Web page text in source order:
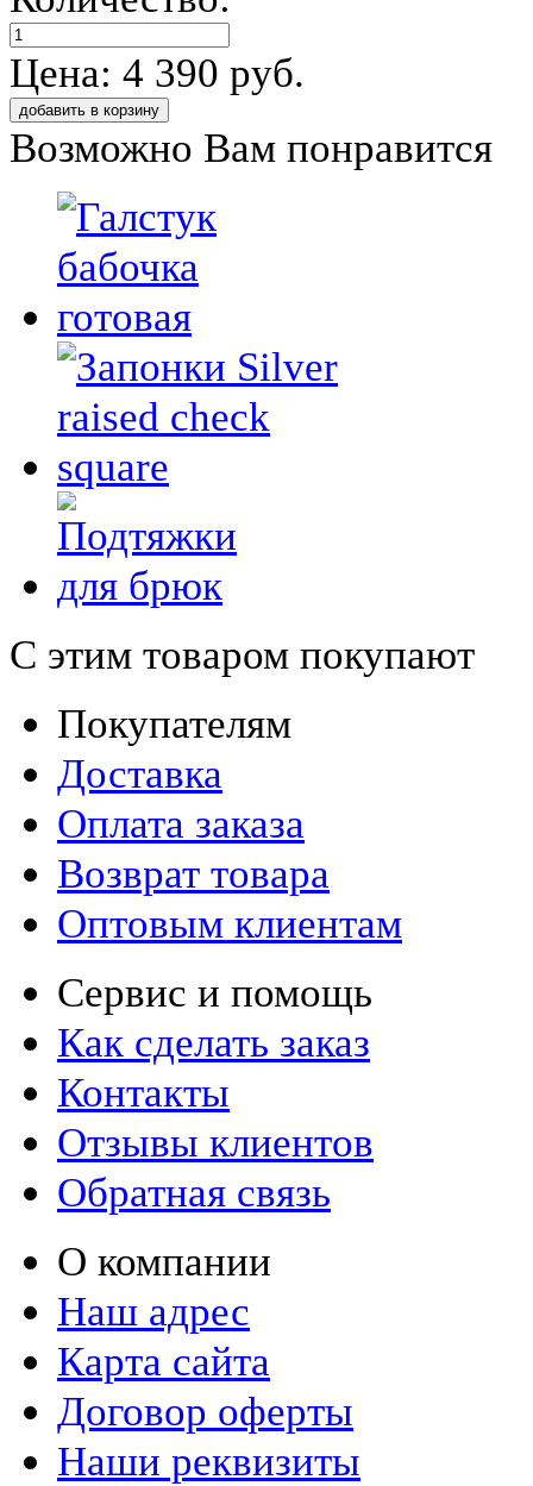
Цена: 4 390 руб.
Возможно Вам понравится
С этим товаром покупают
Покупателям
Доставка
Оплата заказа
Возврат товара
Оптовым клиентам
Сервис и помощь
Как сделать заказ
Контакты
Отзывы клиентов
Обратная связь
О компании
Наш адрес
Карта сайта
Договор оферты
Наши реквизиты